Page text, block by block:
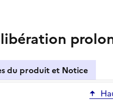
du produit et Notice